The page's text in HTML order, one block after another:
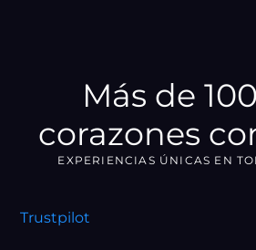
Más de
corazones
EXPERIENCIAS ÚNICAS EN
Trustpilot